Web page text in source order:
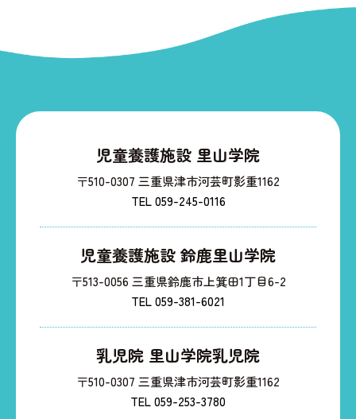
児童養護施設 里山学院
〒510-0307 三重県津市河芸町影重1162
TEL 059-245-0116
児童養護施設 鈴鹿里山学院
〒513-0056 三重県鈴鹿市上箕田1丁目6-2
TEL 059-381-6021
乳児院 里山学院乳児院
〒510-0307 三重県津市河芸町影重1162
TEL 059-253-3780